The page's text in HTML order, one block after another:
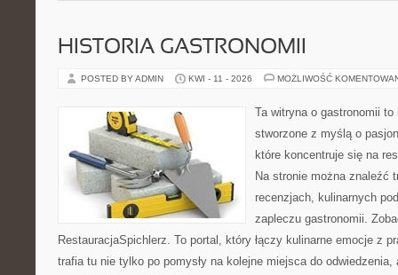
HISTORIA GASTRONOMII
POSTED BY ADMIN KWI - 11 - 2026 MOŻLIWOŚĆ
Ta witryna o gastronomii
stworzone z myślą o
które koncentruje się na
Na stronie można znaleźć
recenzjach, kulinarnych
zapleczu gastronomii.
RestauracjaSpichlerz. To portal, który łączy kulinarne emocje z
trafia tu nie tylko po pomysły na kolejne miejsca do odwiedzenia,